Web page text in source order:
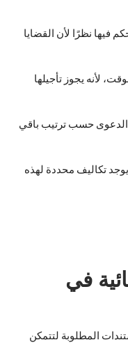
فيها نظرًا لأن القضايا
لأنه يجوز تأجيلها
الدعوى حسب ترتيب باقي
يوجد تكاليف محددة لهذه
في
المطلوبة لتتمكن